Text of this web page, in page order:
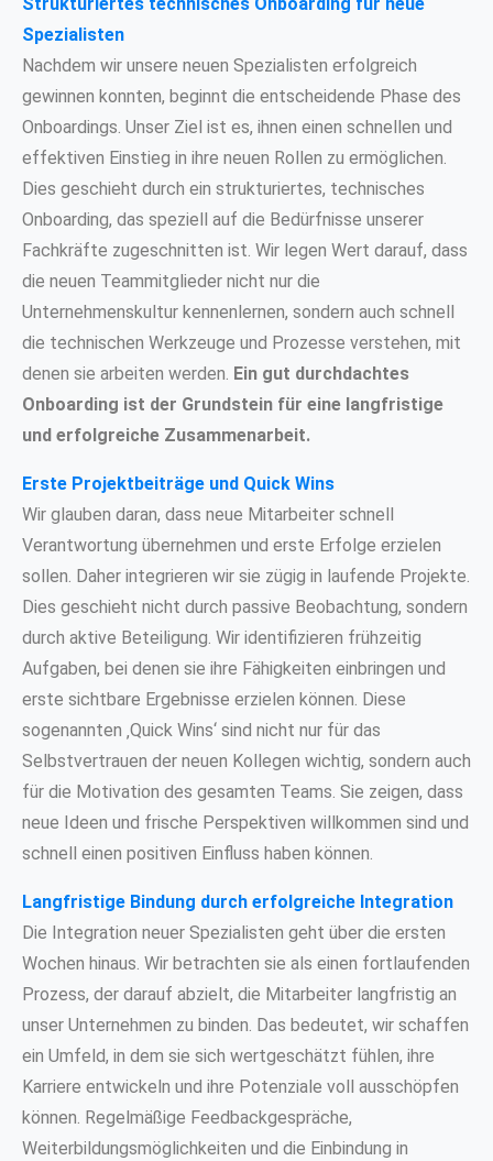
Spezialisten
Nachdem wir unsere neuen Spezialisten erfolgreich
gewinnen konnten, beginnt die entscheidende Phase des
Onboardings. Unser Ziel ist es, ihnen einen schnellen und
effektiven Einstieg in ihre neuen Rollen zu ermöglichen.
Dies geschieht durch ein strukturiertes, technisches
Onboarding, das speziell auf die Bedürfnisse unserer
Fachkräfte zugeschnitten ist. Wir legen Wert darauf, dass
die neuen Teammitglieder nicht nur die
Unternehmenskultur kennenlernen, sondern auch schnell
die technischen Werkzeuge und Prozesse verstehen, mit
denen sie arbeiten werden. Ein gut durchdachtes
Onboarding ist der Grundstein für eine langfristige
und erfolgreiche Zusammenarbeit.
Erste Projektbeiträge und Quick Wins
Wir glauben daran, dass neue Mitarbeiter schnell
Verantwortung übernehmen und erste Erfolge erzielen
sollen. Daher integrieren wir sie zügig in laufende Projekte.
Dies geschieht nicht durch passive Beobachtung, sondern
durch aktive Beteiligung. Wir identifizieren frühzeitig
Aufgaben, bei denen sie ihre Fähigkeiten einbringen und
erste sichtbare Ergebnisse erzielen können. Diese
sogenannten ‚Quick Wins‘ sind nicht nur für das
Selbstvertrauen der neuen Kollegen wichtig, sondern auch
für die Motivation des gesamten Teams. Sie zeigen, dass
neue Ideen und frische Perspektiven willkommen sind und
schnell einen positiven Einfluss haben können.
Langfristige Bindung durch erfolgreiche Integration
Die Integration neuer Spezialisten geht über die ersten
Wochen hinaus. Wir betrachten sie als einen fortlaufenden
Prozess, der darauf abzielt, die Mitarbeiter langfristig an
unser Unternehmen zu binden. Das bedeutet, wir schaffen
ein Umfeld, in dem sie sich wertgeschätzt fühlen, ihre
Karriere entwickeln und ihre Potenziale voll ausschöpfen
können. Regelmäßige Feedbackgespräche,
Weiterbildungsmöglichkeiten und die Einbindung in